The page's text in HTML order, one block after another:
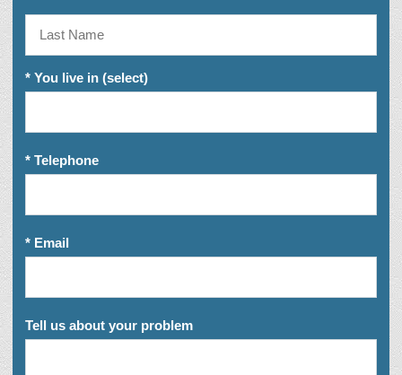
* You live in (select)
* Telephone
* Email
Tell us about your problem